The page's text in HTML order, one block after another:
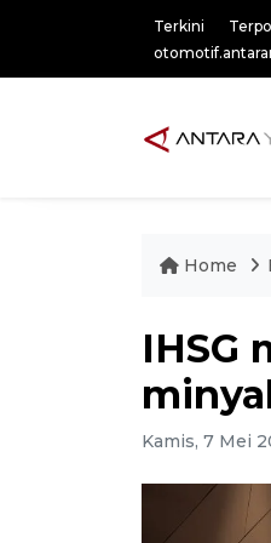
Terkini
Home
IHSG
Kamis, 7 Mei